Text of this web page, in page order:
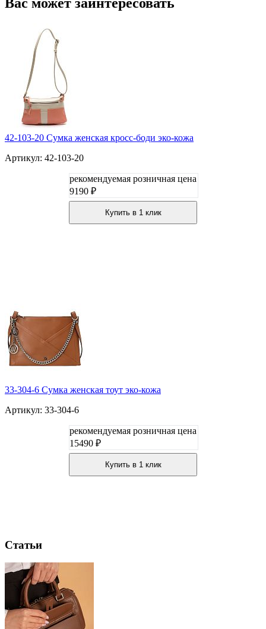
42-103-20 Сумка женская кросс-боди эко-кожа
Артикул: 42-103-20
рекомендуемая розничная цена
9190 ₽
Купить в 1 клик
33-304-6 Сумка женская тоут эко-кожа
Артикул: 33-304-6
рекомендуемая розничная цена
15490 ₽
Купить в 1 клик
Статьи